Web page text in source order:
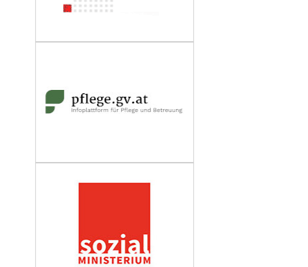
Personenbetreuung
Barrierefreiheit